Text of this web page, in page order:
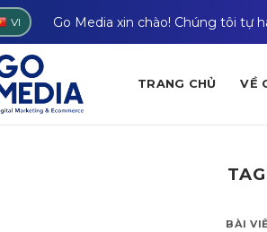
VI Go Media xin chào! Chúng tôi tự
TRANG CHỦ VỀ
BÀI